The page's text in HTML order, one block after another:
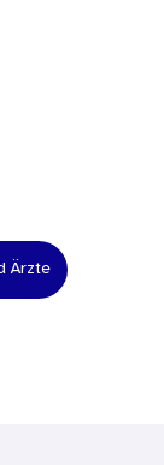
Ärzte